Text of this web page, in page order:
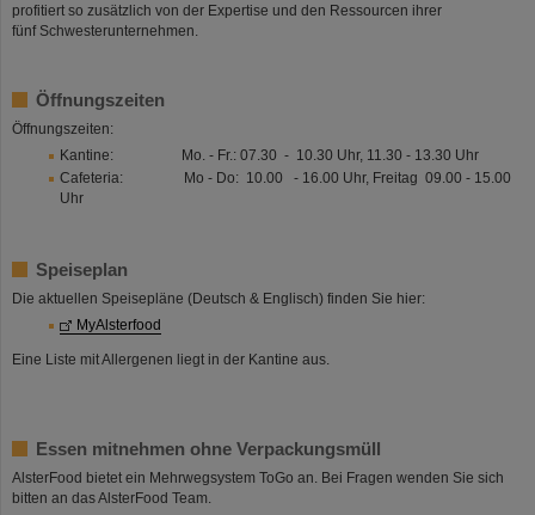
profitiert so zusätzlich von der Expertise und den Ressourcen ihrer
fünf Schwesterunternehmen.
Öffnungszeiten
Öffnungszeiten:
Kantine: Mo. - Fr.: 07.30 - 10.30 Uhr, 11.30 - 13.30 Uhr
Cafeteria: Mo - Do: 10.00 - 16.00 Uhr, Freitag 09.00 - 15.00
Uhr
Speiseplan
Die aktuellen Speisepläne (Deutsch & Englisch) finden Sie hier:
MyAlsterfood
Eine Liste mit Allergenen liegt in der Kantine aus.
Essen mitnehmen ohne Verpackungsmüll
AlsterFood bietet ein Mehrwegsystem ToGo an. Bei Fragen wenden Sie sich
bitten an das AlsterFood Team.